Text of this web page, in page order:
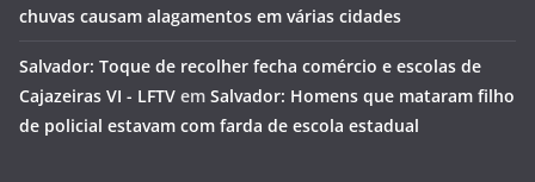
chuvas causam alagamentos em várias cidades
Salvador: Toque de recolher fecha comércio e escolas de
Cajazeiras VI - LFTV em Salvador: Homens que mataram filho
de policial estavam com farda de escola estadual